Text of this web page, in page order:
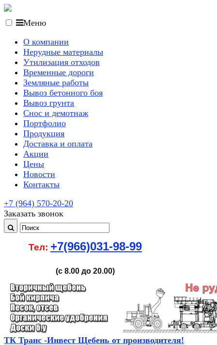
Меню
О компании
Нерудные материалы
Утилизация отходов
Временные дороги
Земляные работы
Вывоз бетонного боя
Вывоз грунта
Снос и демотнаж
Портфолио
Продукция
Доставка и оплата
Акции
Цены
Новости
Контакты
+7 (964) 570-20-20
Заказать звонок
Тел: +7(966)031-98-99
(с 8.00 до 20.00)
ТК Транс -Инвест Щебень от производителя!